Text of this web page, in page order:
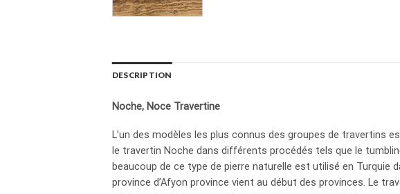
DESCRIPTION
Noche, Noce Travertine
L’un des modèles les plus connus des groupes de travertins
le travertin Noche dans différents procédés tels que le
beaucoup de ce type de pierre naturelle est utilisé en Turquie
province d’Afyon province vient au début des provinces. Le